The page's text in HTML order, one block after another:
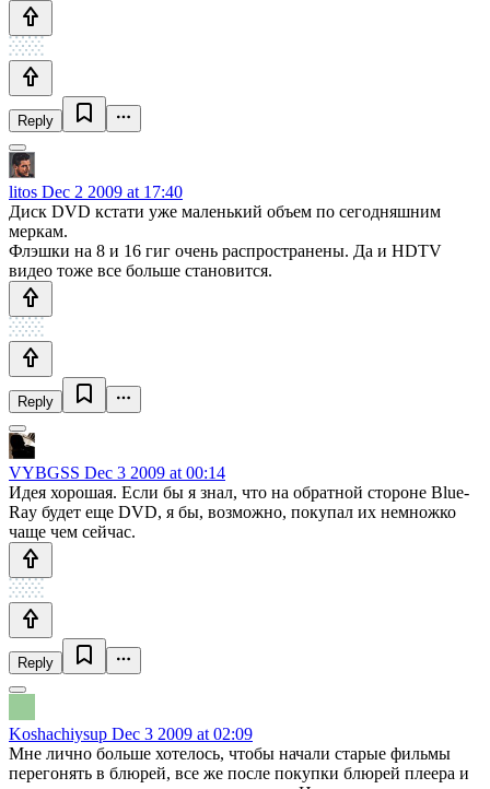
Reply
litos Dec 2 2009 at 17:40
Диск DVD кстати уже маленький объем по сегодняшним
меркам.
Флэшки на 8 и 16 гиг очень распространены. Да и HDTV
видео тоже все больше становится.
Reply
VYBGSS Dec 3 2009 at 00:14
Идея хорошая. Если бы я знал, что на обратной стороне Blue-
Ray будет еще DVD, я бы, возможно, покупал их немножко
чаще чем сейчас.
Reply
Koshachiysup Dec 3 2009 at 02:09
Мне лично больше хотелось, чтобы начали старые фильмы
перегонять в блюрей, все же после покупки блюрей плеера и